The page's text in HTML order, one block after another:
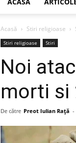
Acasă Stiri religioase
Stiri religioase Stiri
Noi
morti si
De către Preot Iulian Raţă -